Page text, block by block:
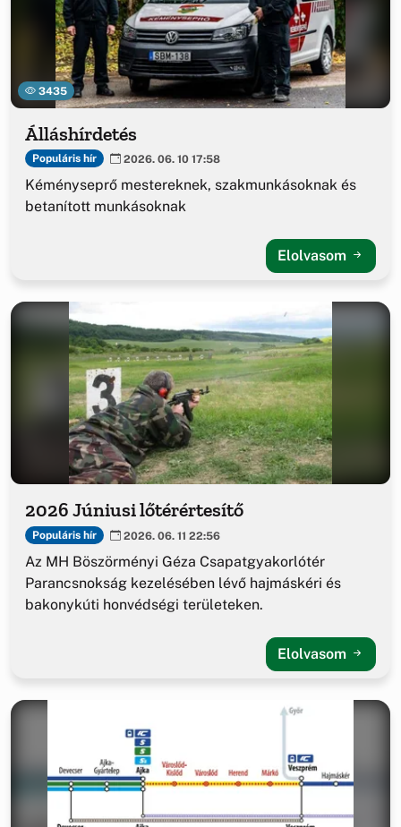
3435
Álláshírdetés
Populáris hír 2026. 06. 10 17:58
Kéményseprő mestereknek, szakmunkásoknak és
betanított munkásoknak
Elolvasom
2026 Júniusi lőtérértesítő
Populáris hír 2026. 06. 11 22:56
Az MH Böszörményi Géza Csapatgyakorlótér
Parancsnokság kezelésében lévő hajmáskéri és
bakonykúti honvédségi területeken.
Elolvasom